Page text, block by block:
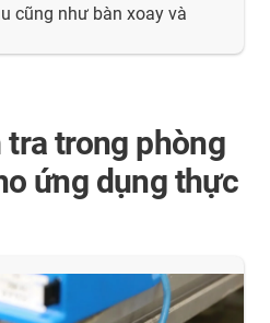
cũng như bàn xoay và
trong phòng
ứng dụng thực